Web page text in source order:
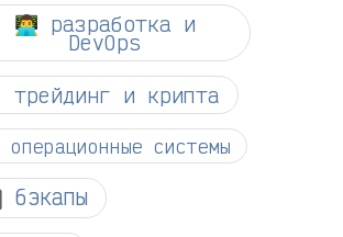
👨‍💻 разработка и
DevOps
трейдинг и крипта
операционные системы
бэкапы